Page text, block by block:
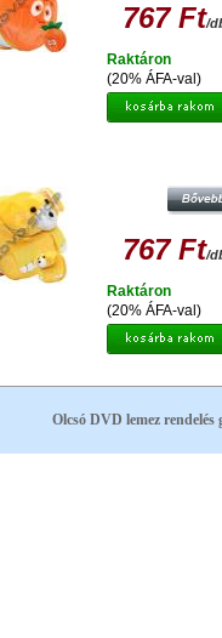
767 Ft/
(20% ÁFA-val)
Raktáron
767 Ft/
(20% ÁFA-val)
Raktáron
Olcsó DVD lemez